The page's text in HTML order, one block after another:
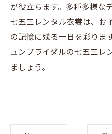
が役立ちます。多種多様な
七五三レンタル衣裳は、お
の記憶に残る一日を彩りま
ュンブライダルの七五三レ
ましょう。